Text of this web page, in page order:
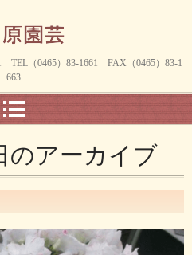
TEL（0465）83-1661 FAX（0465）83-1
663
のアーカイブ